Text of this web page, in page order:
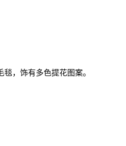
，饰有多色提花图案。